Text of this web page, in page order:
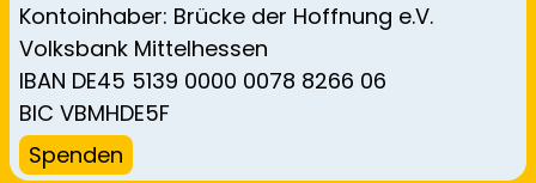
Kontoinhaber: Brücke der Hoffnung e.V.
Volksbank Mittelhessen
IBAN DE45 5139 0000 0078 8266 06
BIC VBMHDE5F
Spenden